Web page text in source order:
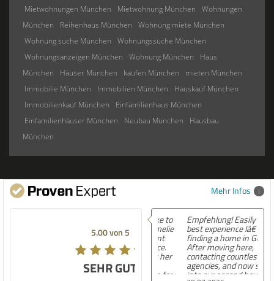
Mietwohnungen München
Mietwohnung München
Wohnungen
München
Reihenhaus München
Wohnung miete München
Wohnung suche München
Wohnungssuche München
Wohnungsanzeigen München
Wohnung München
Haus
München
Häuser München kaufen München
mieten München
Immobilie München
Immobilien München
Hauskauf München
Immobilienkauf München
Einfamilienhaus München
Einfamilienhäuser München
Neubau München
Hausbau
München
Mehr Infos
5.00 von 5
SEHR GUT
Empfehlung! Easily the
best experience Iâ€™ve had
finding a home in Germany.
After moving here,
contacting countless
agencies, and now settling
into our second house, I